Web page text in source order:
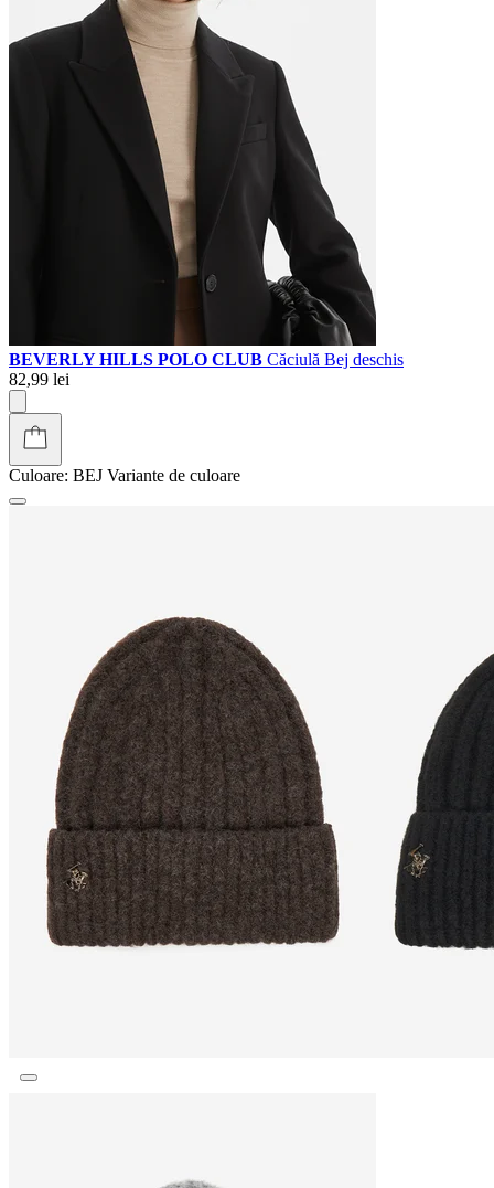
BEVERLY HILLS POLO CLUB Căciulă Bej deschis
82,99 lei
Culoare: BEJ Variante de culoare